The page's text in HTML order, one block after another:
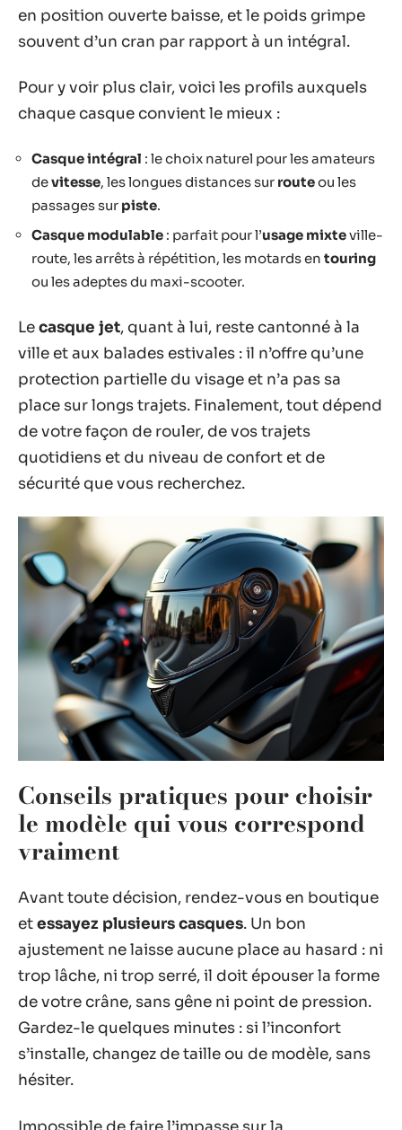
en position ouverte baisse, et le poids grimpe
souvent d’un cran par rapport à un intégral.
Pour y voir plus clair, voici les profils auxquels
chaque casque convient le mieux :
Casque intégral : le choix naturel pour les amateurs
devitesse, les longues distances sur routeou les
passages sur piste.
Casque modulable : parfait pour l’usage mixteville-
route, les arrêts à répétition, les motards en touring
ou les adeptes du maxi-scooter.
Lecasque jet, quant à lui, reste cantonné à la
ville et aux balades estivales : il n’offre qu’une
protection partielle du visage et n’a pas sa
place sur longs trajets. Finalement, tout dépend
de votre façon de rouler, de vos trajets
quotidiens et du niveau de confort et de
sécurité que vous recherchez.
Conseils pratiques pour choisir
le modèle qui vous correspond
vraiment
Avant toute décision, rendez-vous en boutique
etessayez plusieurs casques. Un bon
ajustement ne laisse aucune place au hasard : ni
trop lâche, ni trop serré, il doit épouser la forme
de votre crâne, sans gêne ni point de pression.
Gardez-le quelques minutes : si l’inconfort
s’installe, changez de taille ou de modèle, sans
hésiter.